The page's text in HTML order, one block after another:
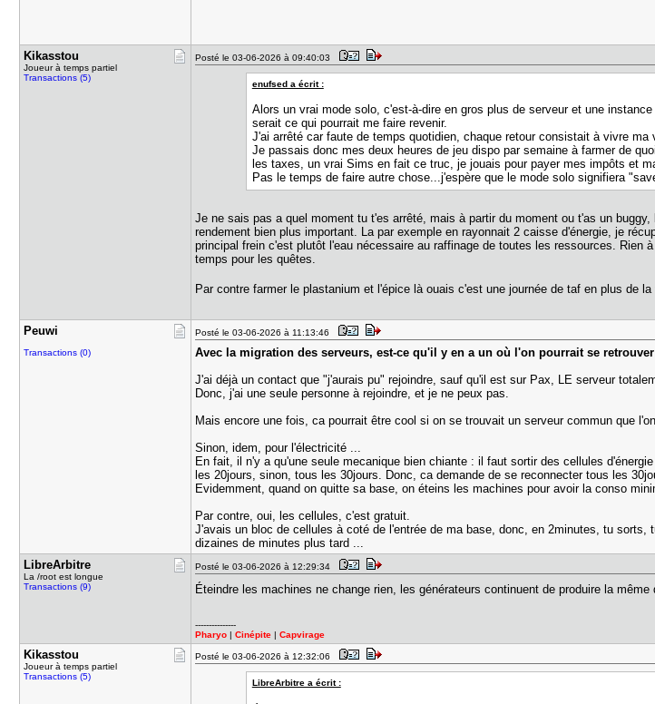
Kikasstou
Joueur à temps partiel
Transactions (5)
Posté le 03-06-2026 à 09:40:03
enufsed a écrit :
Alors un vrai mode solo, c'est-à-dire en gros plus de serveur et une
serait ce qui pourrait me faire revenir.
J'ai arrêté car faute de temps quotidien, chaque retour consistait à vivre
Je passais donc mes deux heures de jeu dispo par semaine à farmer de
les taxes, un vrai Sims en fait ce truc, je jouais pour payer mes impôts et
Pas le temps de faire autre chose...j'espère que le mode solo signifiera
Je ne sais pas a quel moment tu t'es arrêté, mais à partir du moment ou t'as un
rendement bien plus important. La par exemple en rayonnait 2 caisse d'énergie, je
principal frein c'est plutôt l'eau nécessaire au raffinage de toutes les ressources.
temps pour les quêtes.
Par contre farmer le plastanium et l'épice là ouais c'est une journée de taf en plus de
Peuwi
Transactions (0)
Posté le 03-06-2026 à 11:13:46
Avec la migration des serveurs, est-ce qu'il y en a un où l'on pourrait se
J'ai déjà un contact que "j'aurais pu" rejoindre, sauf qu'il est sur Pax, LE serveur
Donc, j'ai une seule personne à rejoindre, et je ne peux pas.
Mais encore une fois, ca pourrait être cool si on se trouvait un serveur commun que
Sinon, idem, pour l'électricité ...
En fait, il n'y a qu'une seule mecanique bien chiante : il faut sortir des cellules
les 20jours, sinon, tous les 30jours. Donc, ca demande de se reconnecter tous les
Evidemment, quand on quitte sa base, on éteins les machines pour avoir la conso
Par contre, oui, les cellules, c'est gratuit.
J'avais un bloc de cellules à coté de l'entrée de ma base, donc, en 2minutes, tu
dizaines de minutes plus tard ...
LibreArbit​re
La /root est longue
Transactions (9)
Posté le 03-06-2026 à 12:29:34
Éteindre les machines ne change rien, les générateurs continuent de produire la
---------------
Pharyo |Cinépite |Capvirage
Kikasstou
Joueur à temps partiel
Transactions (5)
Posté le 03-06-2026 à 12:32:06
LibreArbitre a écrit :